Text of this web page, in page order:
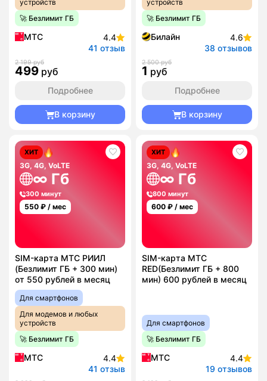
устройств
🚀 Безлимит ГБ
МТС
4.4
41 отзыв
2 199 руб
499 руб
Подробнее
В корзину
устройств
🚀 Безлимит ГБ
Билайн
4.6
38 отзывов
2 500 руб
1 руб
Подробнее
В корзину
ХИТ
3G, 4G, VoLTE
∞ Гб
300 минут
550 ₽ / мес
SIM-карта МТС РИИЛ
(Безлимит ГБ + 300 мин)
от 550 рублей в месяц
Для смартфонов
Для модемов и любых
устройств
🚀 Безлимит ГБ
МТС
4.4
41 отзыв
ХИТ
3G, 4G, VoLTE
∞ Гб
800 минут
600 ₽ / мес
SIM-карта МТС
RED(Безлимит ГБ + 800
мин) 600 рублей в месяц
Для смартфонов
🚀 Безлимит ГБ
МТС
4.4
19 отзывов